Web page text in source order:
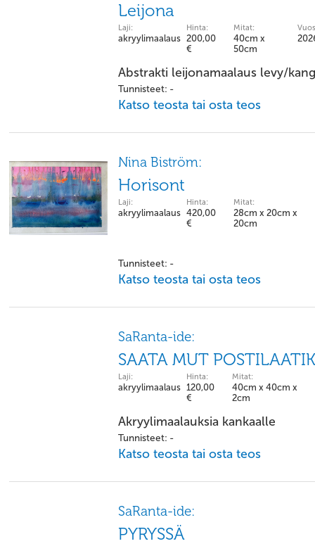
Leijona
Laji:
akryylimaalaus
Hinta:
200,00
€
Mitat:
40cm x
50cm
Abstrakti leijonamaalaus levy/
Tunnisteet: -
Katso teosta tai osta teos
Nina Biström:
Horisont
Laji:
akryylimaalaus
Hinta:
420,00
€
Mitat:
28cm x 20cm x
20cm
Tunnisteet: -
Katso teosta tai osta teos
SaRanta-ide:
SAATA MUT
Laji:
akryylimaalaus
Hinta:
120,00
€
Mitat:
40cm x 40cm x
2cm
Akryylimaalauksia kankaalle
Tunnisteet: -
Katso teosta tai osta teos
SaRanta-ide:
PYRYSSÄ